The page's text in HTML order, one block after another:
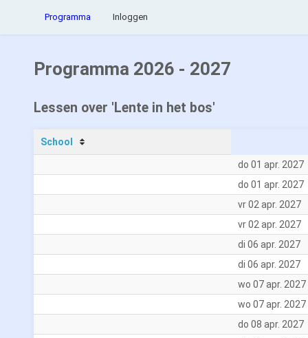
Programma Inloggen
Programma 2026 - 2027
Lessen over 'Lente in het bos'
School
do 01 apr. 2027
do 01 apr. 2027
vr 02 apr. 2027
vr 02 apr. 2027
di 06 apr. 2027
di 06 apr. 2027
wo 07 apr. 2027
wo 07 apr. 2027
do 08 apr. 2027